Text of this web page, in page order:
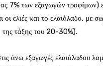
7% των εξαγωγών τροφίμων)
οι ελιές και το ελαιόλαδο, με
τάξης του 20-30%).
άνω εξαγωγές ελαιόλαδου